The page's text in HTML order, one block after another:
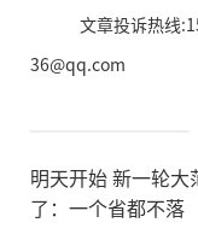
文章投诉热线
36@qq.com
明天开始 新一轮
了：一个省都不落